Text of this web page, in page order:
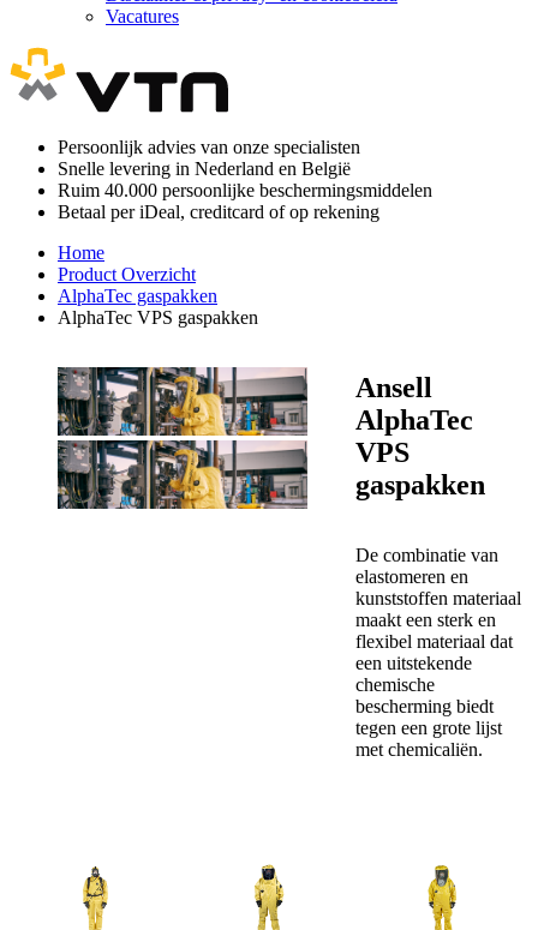
Vacatures
Persoonlijk advies van onze specialisten
Snelle levering in Nederland en België
Ruim 40.000 persoonlijke beschermingsmiddelen
Betaal per iDeal, creditcard of op rekening
Home
Product Overzicht
AlphaTec gaspakken
AlphaTec VPS gaspakken
Ansell
AlphaTec
VPS
gaspakken
De combinatie van
elastomeren en
kunststoffen materiaal
maakt een sterk en
flexibel materiaal dat
een uitstekende
chemische
bescherming biedt
tegen een grote lijst
met chemicaliën.